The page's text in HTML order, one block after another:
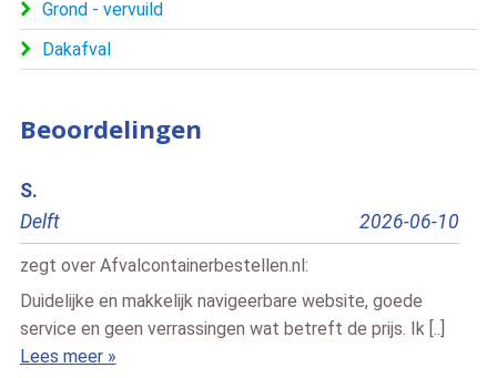
Grond - vervuild
Dakafval
Beoordelingen
Richard
Doetinchem
2026-06-15
zegt over Afvalcontainerbestellen.nl :
Alles goe geregeld
Lees meer »